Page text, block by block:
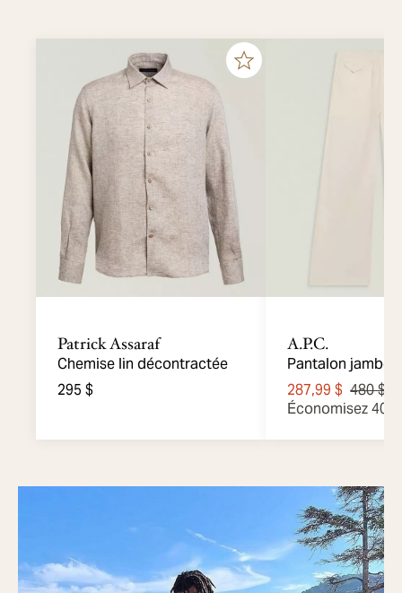
Patrick Assaraf
Chemise lin décontractée
295 $
A.P.C.
Pantalon
taille-élastiquée
287,99 $ 480 $
Économisez 40